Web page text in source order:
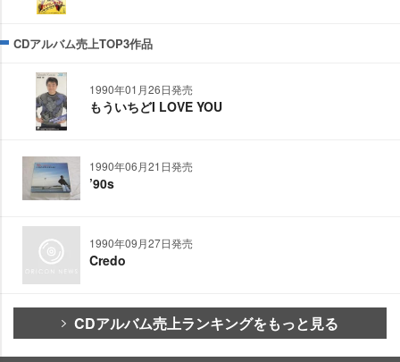
CDアルバム売上TOP3作品
1990年01月26日発売
もういちどI LOVE YOU
1990年06月21日発売
’90s
1990年09月27日発売
Credo
CDアルバム売上ランキングをもっと見る